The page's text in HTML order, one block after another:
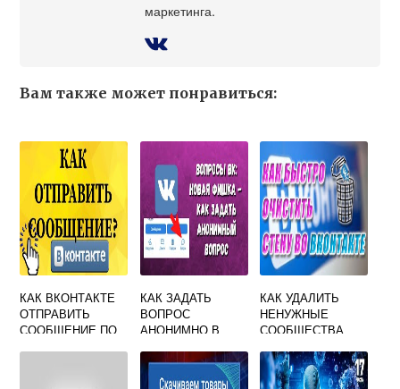
маркетинга.
Вам также может понравиться:
КАК ВКОНТАКТЕ
ОТПРАВИТЬ
СООБЩЕНИЕ ПО
КАК ЗАДАТЬ
ВОПРОС
АНОНИМНО В
ВКОНТАКТЕ
КАК УДАЛИТЬ
НЕНУЖНЫЕ
СООБЩЕСТВА
БЫСТРО